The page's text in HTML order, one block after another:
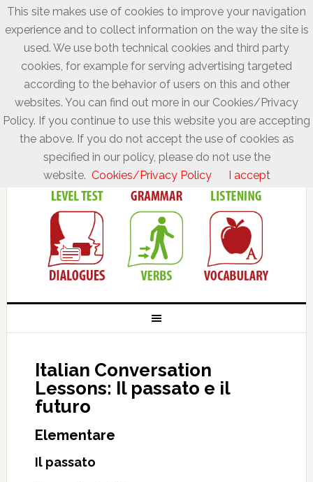
Italian Conversation
Lessons: Il passato e il
futuro
Elementare
Il passato
This site makes use of cookies to improve your navigation
experience and to collect information on the way the site is
used. We use both technical cookies and third party
cookies, for example for serving advertising targeted
according to the behavior of users on this and other
websites. You can find out more in our Cookies/Privacy
Policy. If you continue to use this website you are accepting
the above. If you do not accept the use of cookies as
specified in our policy, please do not use the
website. Cookies/Privacy Policy I accept